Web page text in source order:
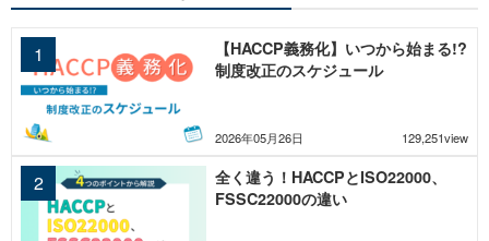
2026年05月26日 129,251view
【HACCP義務化】いつから始まる!?
制度改正のスケジュール
全く違う！HACCPとISO22000、
FSSC22000の違い